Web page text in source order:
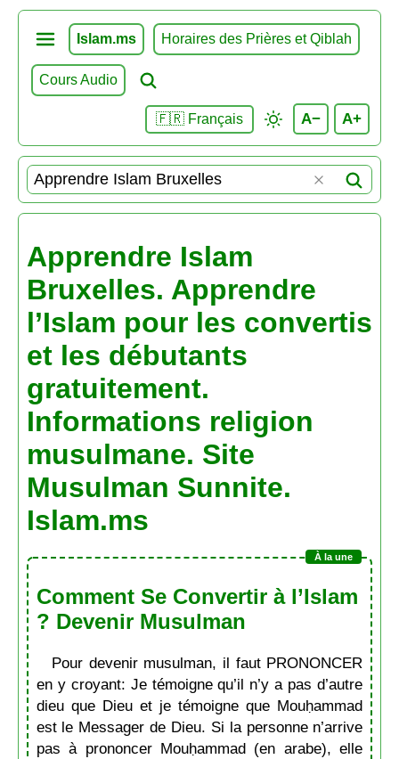
Islam.ms Horaires des Prières et Qiblah
Cours Audio
🇫🇷 Français A− A+
Apprendre Islam
Bruxelles. Apprendre
l’Islam pour les convertis
et les débutants
gratuitement.
Informations religion
musulmane. Site
Musulman Sunnite.
Islam.ms
Comment Se Convertir à l’Islam
? Devenir Musulman
Pour devenir musulman, il faut PRONONCER
en y croyant: Je témoigne qu’il n’y a pas d’autre
dieu que Dieu et je témoigne que Mouḥammad
est le Messager de Dieu. Si la personne n’arrive
pas à prononcer Mouḥammad (en arabe), elle